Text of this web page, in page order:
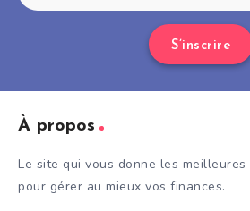
S’inscrire
À propos
Le site qui vous donne les
pour gérer au mieux vos finances.